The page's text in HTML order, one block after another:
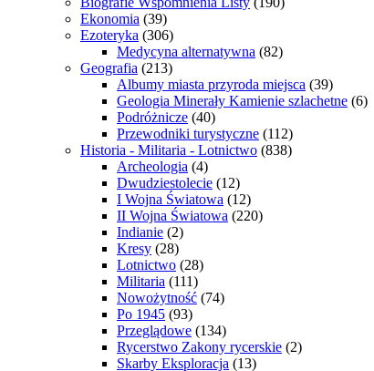
Ekonomia (39)
Ezoteryka (306)
Medycyna alternatywna (82)
Geografia (213)
Albumy miasta przyroda miejsca (39)
Geologia Minerały Kamienie szlachetne (6)
Podróżnicze (40)
Przewodniki turystyczne (112)
Historia - Militaria - Lotnictwo (838)
Archeologia (4)
Dwudziestolecie (12)
I Wojna Światowa (12)
II Wojna Światowa (220)
Indianie (2)
Kresy (28)
Lotnictwo (28)
Militaria (111)
Nowożytność (74)
Po 1945 (93)
Przeglądowe (134)
Rycerstwo Zakony rycerskie (2)
Skarby Eksploracja (13)